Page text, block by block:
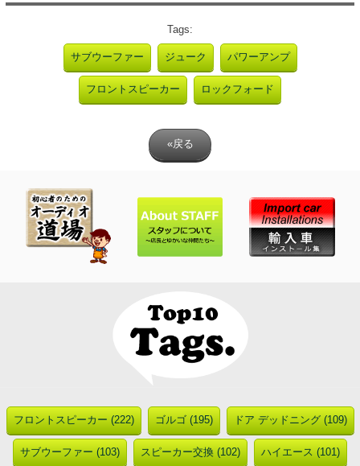
Tags:
サブウーファー ジューク パワーアンプ
フロントスピーカー ロックフォード
«戻る
フロントスピーカー (222) ゴルゴ (195) ドア デッドニング (109)
サブウーファー (103) スピーカー交換 (102) ハイエース (101)